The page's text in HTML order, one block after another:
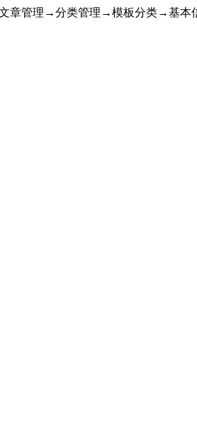
章管理→分类管理→模板分类→基本